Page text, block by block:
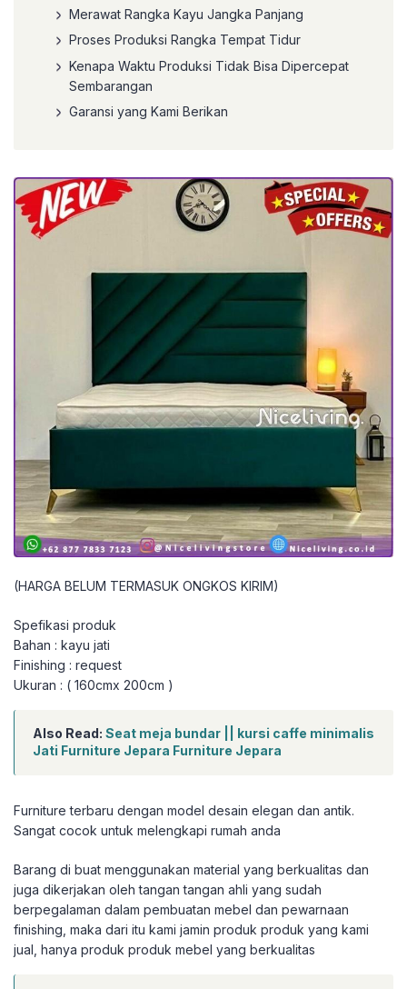
Merawat Rangka Kayu Jangka Panjang
Proses Produksi Rangka Tempat Tidur
Kenapa Waktu Produksi Tidak Bisa Dipercepat
Sembarangan
Garansi yang Kami Berikan
(HARGA BELUM TERMASUK ONGKOS KIRIM)
Spefikasi produk
Bahan : kayu jati
Finishing : request
Ukuran : ( 160cmx 200cm )
Also Read: Seat meja bundar || kursi caffe minimalis
Jati Furniture Jepara Furniture Jepara
Furniture terbaru dengan model desain elegan dan antik.
Sangat cocok untuk melengkapi rumah anda
Barang di buat menggunakan material yang berkualitas dan
juga dikerjakan oleh tangan tangan ahli yang sudah
berpegalaman dalam pembuatan mebel dan pewarnaan
finishing, maka dari itu kami jamin produk produk yang kami
jual, hanya produk produk mebel yang berkualitas